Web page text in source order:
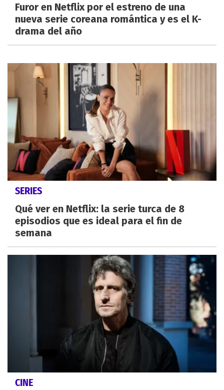
Furor en Netflix por el estreno de una
nueva serie coreana romántica y es el K-
drama del año
SERIES
Qué ver en Netflix: la serie turca de 8
episodios que es ideal para el fin de
semana
CINE